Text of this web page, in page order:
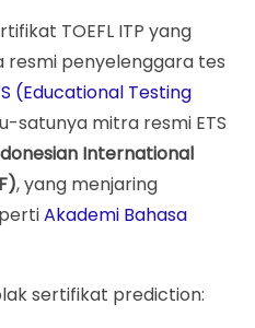
TOEFL ITP yang
resmi penyelenggara tes
(Educational Testing
satunya mitra resmi ETS
International
, yang menjaring
Akademi Bahasa
sertifikat prediction: